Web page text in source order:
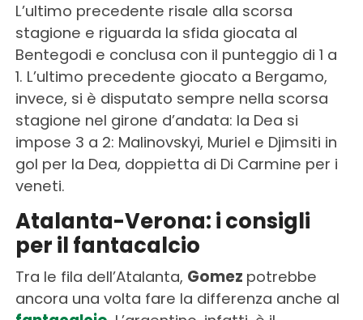
L’ultimo precedente risale alla scorsa
stagione e riguarda la sfida giocata al
Bentegodi e conclusa con il punteggio di 1 a
1. L’ultimo precedente giocato a Bergamo,
invece, si è disputato sempre nella scorsa
stagione nel girone d’andata: la Dea si
impose 3 a 2: Malinovskyi, Muriel e Djimsiti in
gol per la Dea, doppietta di Di Carmine per i
veneti.
Atalanta-Verona: i consigli
per il fantacalcio
Tra le fila dell’Atalanta, Gomez potrebbe
ancora una volta fare la differenza anche al